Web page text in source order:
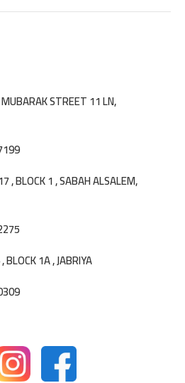
STREET 11 LN,
, BLOCK 1 , SABAH ALSALEM,
1A , JABRIYA